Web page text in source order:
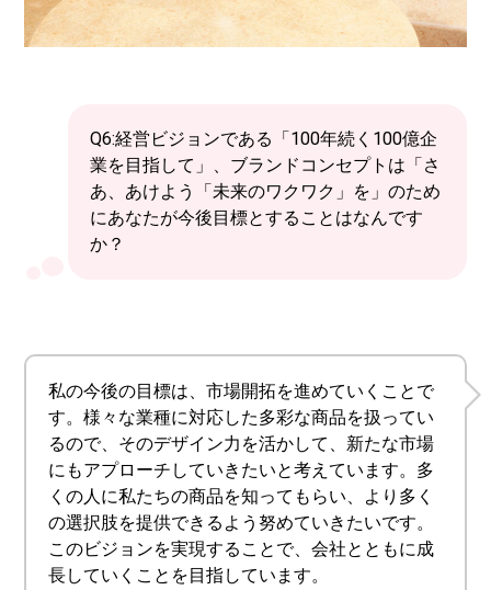
Q6:経営ビジョンである「100年続く100億企
業を目指して」、ブランドコンセプトは「さ
あ、あけよう「未来のワクワク」を」のため
にあなたが今後目標とすることはなんです
か？
私の今後の目標は、市場開拓を進めていくことで
す。様々な業種に対応した多彩な商品を扱ってい
るので、そのデザイン力を活かして、新たな市場
にもアプローチしていきたいと考えています。多
くの人に私たちの商品を知ってもらい、より多く
の選択肢を提供できるよう努めていきたいです。
このビジョンを実現することで、会社とともに成
長していくことを目指しています。